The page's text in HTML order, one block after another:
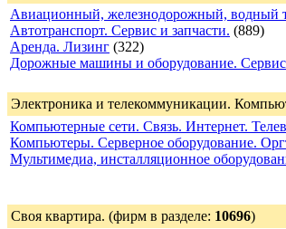
Авиационный, железнодорожный, водный
Автотранспорт. Сервис и запчасти. (889)
Аренда. Лизинг (322)
Дорожные машины и оборудование. Сервис
Электроника и телекоммуникации.
Компьютерные сети. Связь. Интернет.
Компьютеры. Серверное оборудование.
Мультимедиа, инсталляционное
Своя квартира. (фирм в разделе: 10696)